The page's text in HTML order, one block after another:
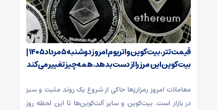
قیمت تتر، بیت‌کوین و اتریوم امروز دوشنبه ۵ مرداد ۱۴۰۵ |
بیت‌کوین این مرز را از دست بدهد، همه‌چیز تغییر می‌کند
معاملات امروز رمزارز‌ها حاکی از شروع یک روند مثبت و سبز
در بازار است. بیت‌کوین و سایر آلت‌کوین‌ها تا این لحظه روز